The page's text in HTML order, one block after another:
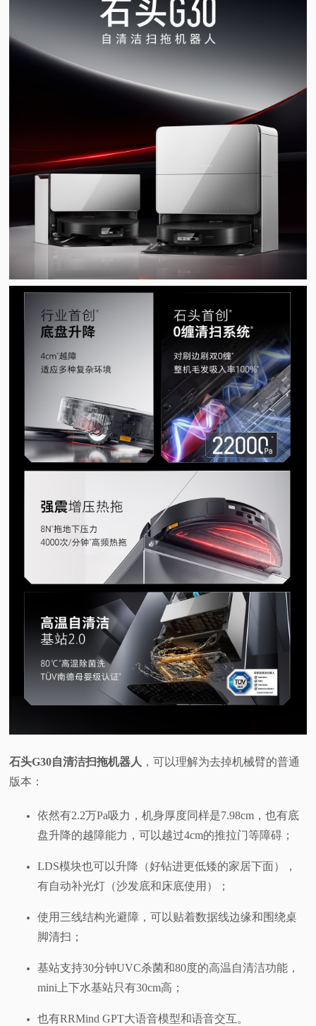
石头G30自清洁扫拖机器人 ，可以理解为去掉机械臂的普通
版本：
依然有2.2万Pa吸力，机身厚度同样是7.98cm，也有底
盘升降的越障能力，可以越过4cm的推拉门等障碍；
LDS模块也可以升降（好钻进更低矮的家居下面），
有自动补光灯（沙发底和床底使用）；
使用三线结构光避障，可以贴着数据线边缘和围绕桌
脚清扫；
基站支持30分钟UVC杀菌和80度的高温自清洁功能，
mini上下水基站只有30cm高；
也有RRMind GPT大语音模型和语音交互。